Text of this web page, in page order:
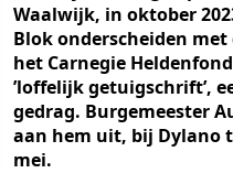
Waalwijk, in oktober
Blok onderscheiden
het Carnegie
’loffelijk getuigschrift’,
gedrag. Burgemeester
aan hem uit, bij Dylano
mei.